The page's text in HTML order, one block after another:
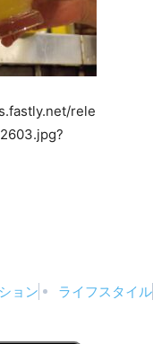
rele
ョン ライフスタイル